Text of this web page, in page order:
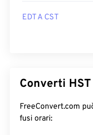
EDT A CST
Converti
FreeConvert.com
fusi orari: